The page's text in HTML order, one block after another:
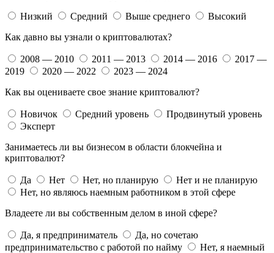
Низкий Средний Выше среднего
Высокий
Как давно вы узнали о криптовалютах?
2008 — 2010 2011 — 2013 2014 — 2016
2017 —
2019
2020 — 2022
2023 — 2024
Как вы оцениваете свое знание криптовалют?
Новичок Средний уровень
Продвинутый уровень
Эксперт
Занимаетесь ли вы бизнесом в области блокчейна и
криптовалют?
Да Нет Нет, но планирую
Нет и не планирую
Нет, но являюсь наемным работником в этой сфере
Владеете ли вы собственным делом в иной сфере?
Да, я предприниматель
Да, но сочетаю
предпринимательство с работой по найму
Нет, я наемный